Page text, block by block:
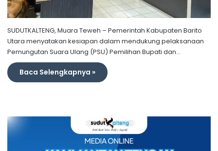
SUDUTKALTENG, Muara Teweh – Pemerintah Kabupaten Barito
Utara menyatakan kesiapan dalam mendukung pelaksanaan
Pemungutan Suara Ulang (PSU) Pemilihan Bupati dan…
Baca Selengkapnya »